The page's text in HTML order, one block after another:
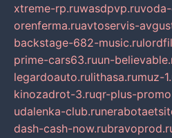
xtreme-rp.ruwasdpvp.ru
orenferma.ruavtoservis-
backstage-682-music.ru
prime-cars63.ruun-
legardoauto.rulithasa.rumuz-
kinozadrot-3.ruqr-plus-
udalenka-club.ru
dash-cash-now.ru